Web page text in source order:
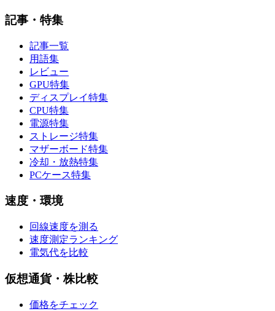
記事・特集
記事一覧
用語集
レビュー
GPU特集
ディスプレイ特集
CPU特集
電源特集
ストレージ特集
マザーボード特集
冷却・放熱特集
PCケース特集
速度・環境
回線速度を測る
速度測定ランキング
電気代を比較
仮想通貨・株比較
価格をチェック